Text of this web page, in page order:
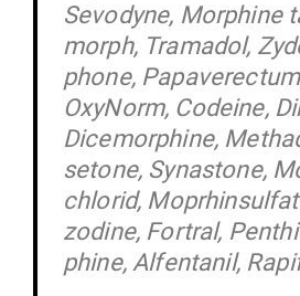
Sevodyne, Mor­phine
morph, Tra­madol,
phone,
OxyNorm, Codeine,
Dice­mor­phine,
setone, Syn­astone,
chlorid,
zodine, Fortral,
phine, Alfen­tanil,